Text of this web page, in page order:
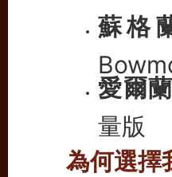
蘇格
愛爾
量版
為何選擇